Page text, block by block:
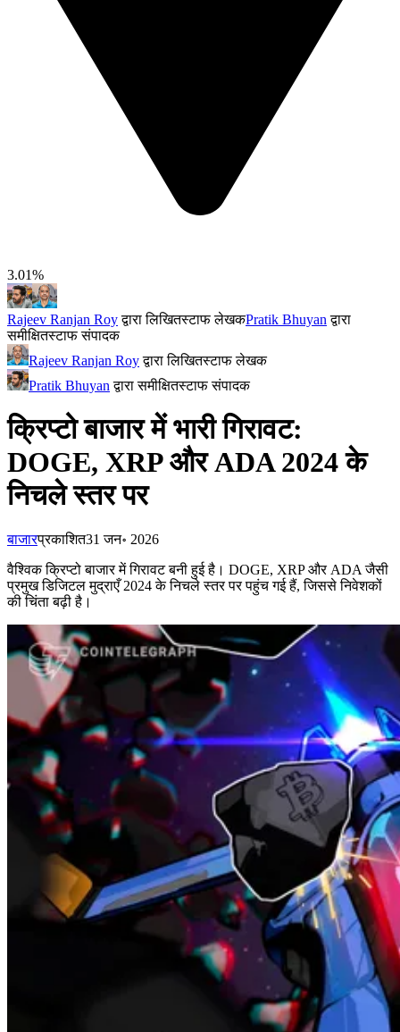
3.01%
Rajeev Ranjan Royद्वारा लिखितस्टाफ लेखकPratik Bhuyan द्वारा
समीक्षितस्टाफ संपादक
Rajeev Ranjan Royद्वारा लिखितस्टाफ लेखक
Pratik Bhuyan द्वारा समीक्षितस्टाफ संपादक
क्रिप्टो बाजार में भारी गिरावट:
DOGE, XRP और ADA 2024 के
निचले स्तर पर
बाजारप्रकाशित31 जन॰ 2026
वैश्विक क्रिप्टो बाजार में गिरावट बनी हुई है। DOGE, XRP और ADA जैसी
प्रमुख डिजिटल मुद्राएँ 2024 के निचले स्तर पर पहुंच गई हैं, जिससे निवेशकों
की चिंता बढ़ी है।